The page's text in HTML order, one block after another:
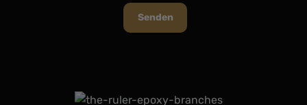
Senden